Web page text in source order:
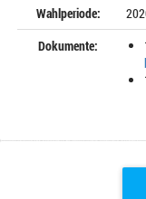
Wahlperiode:
Dokumente: